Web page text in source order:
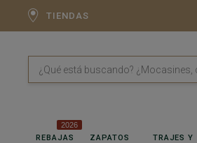
TIENDAS
REBAJAS
2026
ZAPATOS
TRAJES Y